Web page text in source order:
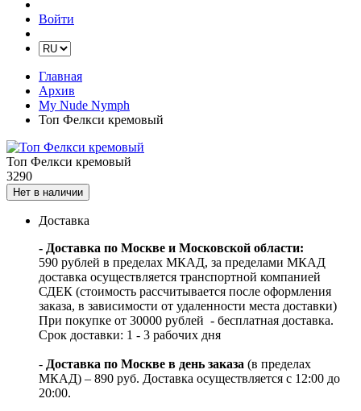
Войти
Главная
Архив
My Nude Nymph
Топ Фелкси кремовый
Топ Фелкси кремовый
3290
Нет в наличии
Доставка
- Доставка по Москве и Московской области:
590 рублей в пределах МКАД, за пределами МКАД
доставка осуществляется транспортной компанией
СДЕК (стоимость рассчитывается после оформления
заказа, в зависимости от удаленности места доставки)
При покупке от 30000 рублей - бесплатная доставка.
Срок доставки: 1 - 3 рабочих дня
- Доставка по Москве в день заказа (в пределах
МКАД) – 890 руб. Доставка осуществляется с 12:00 до
20:00.